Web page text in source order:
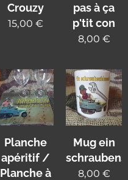
Crouzy
15,00 €
pas à ça
p'tit con
8,00 €
Planche
apéritif /
Planche à
Mug ein
8,00 €